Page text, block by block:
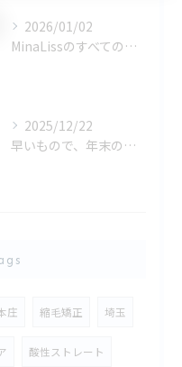
2026/01/02
MinaLissのすべての大切なお客様へ
2025/12/22
早いもので、年末のご挨拶をさせて頂く時期となりました。
庄 縮毛矯正 埼玉
酸性ストレート
ら